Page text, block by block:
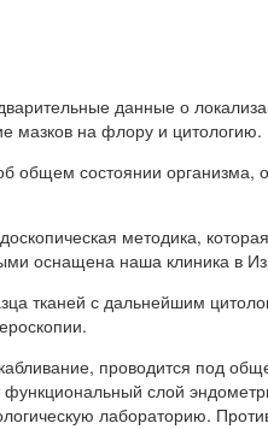
данные о
мазков на флору и цитологию.
общем состоянии организма,
методика,
оснащена наша клиника в
тканей с дальнейшим
проводится под
функциональный слой
лабораторию.